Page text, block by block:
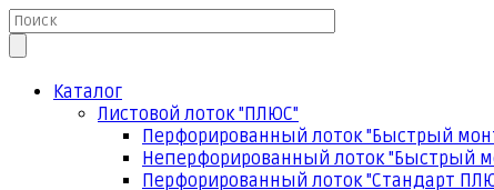
Каталог
Листовой лоток "ПЛЮС"
Перфорированный лоток "Быстрый
Неперфорированный лоток "Быстрый
Перфорированный лоток "Стандарт